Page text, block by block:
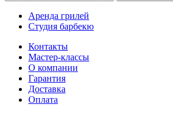
Аренда грилей
Студия барбекю
Контакты
Мастер-классы
О компании
Гарантия
Доставка
Оплата